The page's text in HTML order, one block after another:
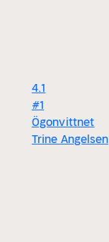
4.1
#1
Ögonvittnet
Trine Angelsen